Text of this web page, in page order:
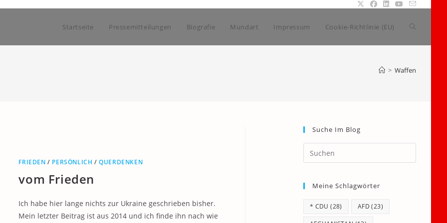
Startseite Pressemitteilungen Biografie Mundart Impressum Cookie-Richtlinie (EU) Website-
> Waffen
FRIEDEN / PERSÖNLICH /QUERDENKEN
vom Frieden
Ich habe hier lange nichts zur Ukraine geschrieben bisher.
Mein letzter Beitrag ist aus 2014 und ich finde ihn nach wie
Suche Im Blog
Escape
Meine Schlagwörter
* CDU (28) AFD (23)